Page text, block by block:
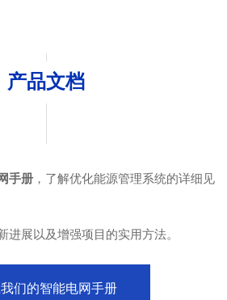
产品文档
手册 ，了解优化能源管理系统的详细见
进展以及增强项目的实用方法。
们的智能电网手册